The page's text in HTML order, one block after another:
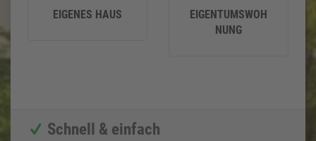
EIGENES HAUS
EIGENTUMSWOH
NUNG
Schnell & einfach